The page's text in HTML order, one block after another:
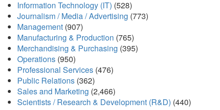
Information Technology (IT) (528)
Journalism / Media / Advertising (773)
Management (907)
Manufacturing & Production (765)
Merchandising & Purchasing (395)
Operations (950)
Professional Services (476)
Public Relations (362)
Sales and Marketing (2,466)
Scientists / Research & Development (R&D) (440)